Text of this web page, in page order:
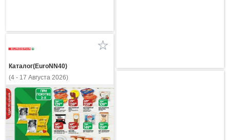
Каталог(EuroNN40)
(4 - 17 Августа 2026)